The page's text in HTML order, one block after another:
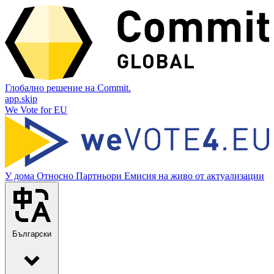
Глобално решение на Commit.
app.skip
We Vote for EU
У дома Относно Партньори Емисия на живо от актуализации
Български